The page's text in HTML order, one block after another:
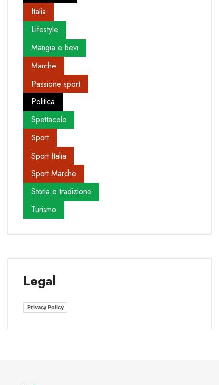
Italia
Lifestyle
Mangia e bevi
Marche
Passione sport
Politica
Spettacolo
Sport
Sport Italia
Sport Marche
Storia e tradizione
Turismo
Legal
Privacy Policy